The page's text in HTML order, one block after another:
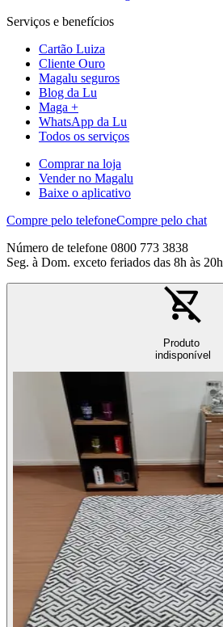
Serviços e benefícios
Cartão Luiza
Cliente Ouro
Magalu seguros
Blog da Lu
Maga +
WhatsApp da Lu
Todos os serviços
Comprar na loja
Vender no Magalu
Baixe o aplicativo
Compre pelo telefoneCompre pelo chat
Número de telefone 0800 773 3838
Seg. à Dom. exceto feriados das 8h às 20h
Produto
indisponível